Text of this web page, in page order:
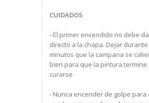
CUIDADOS
- El primer encendido no debe
directo a la chapa. Dejar durante
minutos que la campana se
bien para que la pintura termine
curarse
- Nunca encender de golpe para